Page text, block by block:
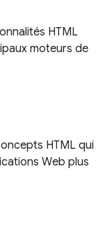
HTML
moteurs de
HTML qui
Web plus